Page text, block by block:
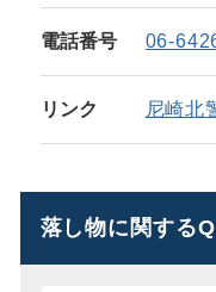
電話番号 06-
リンク 尼崎北
落し物に関する